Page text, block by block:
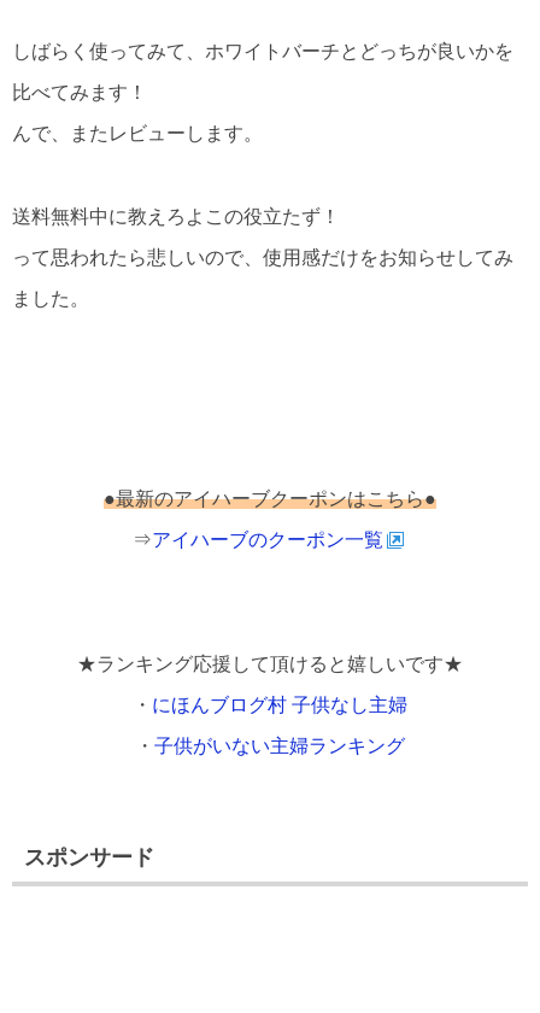
しばらく使ってみて、ホワイトバーチとどっちが良いかを
比べてみます！
んで、またレビューします。
送料無料中に教えろよこの役立たず！
って思われたら悲しいので、使用感だけをお知らせしてみ
ました。
●最新のアイハーブクーポンはこちら●
⇒アイハーブのクーポン一覧
★ランキング応援して頂けると嬉しいです★
・ にほんブログ村 子供なし主婦
・ 子供がいない主婦ランキング
スポンサード